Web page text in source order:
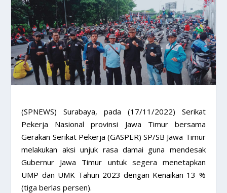
(SPNEWS) Surabaya, pada (17/11/2022) Serikat
Pekerja Nasional provinsi Jawa Timur bersama
Gerakan Serikat Pekerja (GASPER) SP/SB Jawa Timur
melakukan aksi unjuk rasa damai guna mendesak
Gubernur Jawa Timur untuk segera menetapkan
UMP dan UMK Tahun 2023 dengan Kenaikan 13 %
(tiga berlas persen).